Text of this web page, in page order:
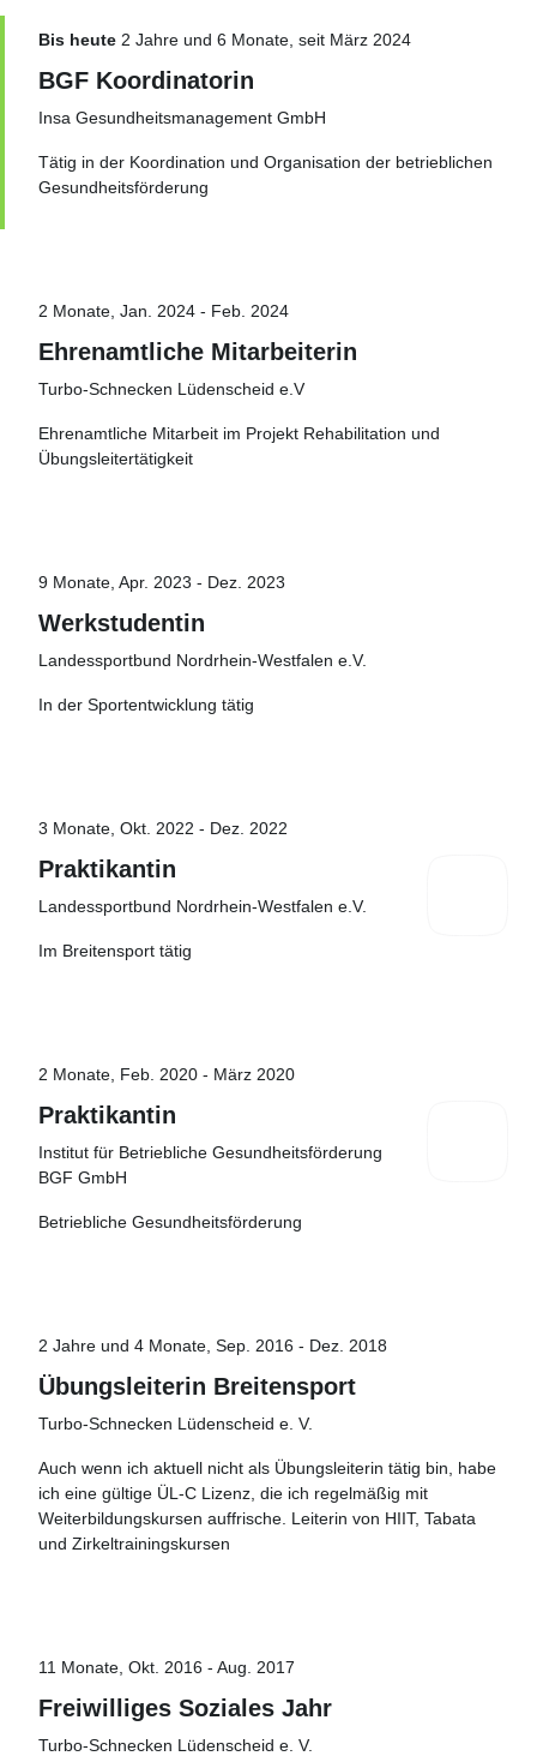
Bis heute 2 Jahre und 6 Monate, seit März 2024
BGF Koordinatorin
Insa Gesundheitsmanagement GmbH
Tätig in der Koordination und Organisation der betrieblichen
Gesundheitsförderung
2 Monate, Jan. 2024 - Feb. 2024
Ehrenamtliche Mitarbeiterin
Turbo-Schnecken Lüdenscheid e.V
Ehrenamtliche Mitarbeit im Projekt Rehabilitation und
Übungsleitertätigkeit
9 Monate, Apr. 2023 - Dez. 2023
Werkstudentin
Landessportbund Nordrhein-Westfalen e.V.
In der Sportentwicklung tätig
3 Monate, Okt. 2022 - Dez. 2022
Praktikantin
Landessportbund Nordrhein-Westfalen e.V.
Im Breitensport tätig
2 Monate, Feb. 2020 - März 2020
Praktikantin
Institut für Betriebliche Gesundheitsförderung
BGF GmbH
Betriebliche Gesundheitsförderung
2 Jahre und 4 Monate, Sep. 2016 - Dez. 2018
Übungsleiterin Breitensport
Turbo-Schnecken Lüdenscheid e. V.
Auch wenn ich aktuell nicht als Übungsleiterin tätig bin, habe
ich eine gültige ÜL-C Lizenz, die ich regelmäßig mit
Weiterbildungskursen auffrische. Leiterin von HIIT, Tabata
und Zirkeltrainingskursen
11 Monate, Okt. 2016 - Aug. 2017
Freiwilliges Soziales Jahr
Turbo-Schnecken Lüdenscheid e. V.